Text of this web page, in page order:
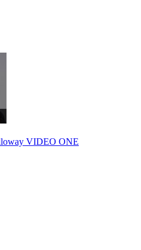
VIDEO ONE